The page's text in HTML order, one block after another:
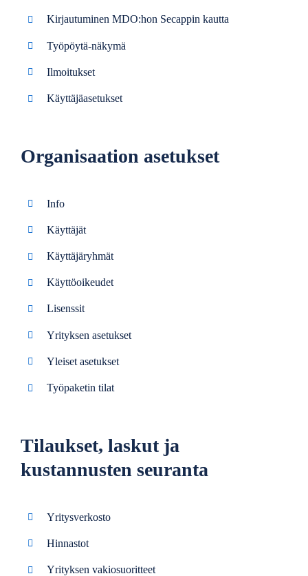
Kirjaudu sisään
Kirjautuminen MDO:hon Secappin kautta
Työpöytä-näkymä
Ilmoitukset
Käyttäjäasetukset
Organisaation asetukset
Info
Käyttäjät
Käyttäjäryhmät
Käyttöoikeudet
Lisenssit
Yrityksen asetukset
Yleiset asetukset
Työpaketin tilat
Tilaukset, laskut ja
kustannusten seuranta
Yritysverkosto
Hinnastot
Yrityksen vakiosuoritteet